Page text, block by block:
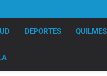
DEPORTES QUILMES